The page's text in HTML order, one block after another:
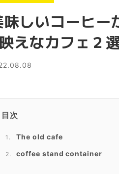
味しいコーヒー
えなカフェ２
目次
The old cafe
coffee stand container